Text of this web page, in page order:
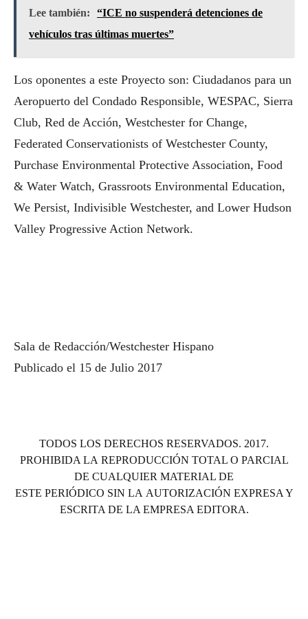
Lee también:
“ICE no suspenderá detenciones de
vehículos tras últimas muertes”
Los oponentes a este Proyecto son: Ciudadanos para un
Aeropuerto del Condado Responsible, WESPAC, Sierra
Club, Red de Acción, Westchester for Change,
Federated Conservationists of Westchester County,
Purchase Environmental Protective Association, Food
& Water Watch, Grassroots Environmental Education,
We Persist, Indivisible Westchester, and Lower Hudson
Valley Progressive Action Network.
Sala de Redacción/Westchester Hispano
Publicado el 15 de Julio 2017
TODOS LOS DERECHOS RESERVADOS. 2017.
PROHIBIDA LA REPRODUCCIÓN TOTAL O PARCIAL
DE CUALQUIER MATERIAL DE
ESTE PERIÓDICO SIN LA AUTORIZACIÓN EXPRESA Y
ESCRITA DE LA EMPRESA EDITORA.